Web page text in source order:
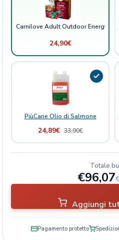
n
t
Carnilove Adult Outdoor Energy
24,90€
PiùCane Olio di Salmone
24,89€ 33,90€
Totale
€96,07
Aggiungi
Pagamento protetto